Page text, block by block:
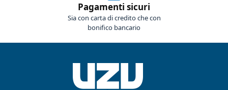
Pagamenti sicuri
Sia con carta di credito che con
bonifico bancario